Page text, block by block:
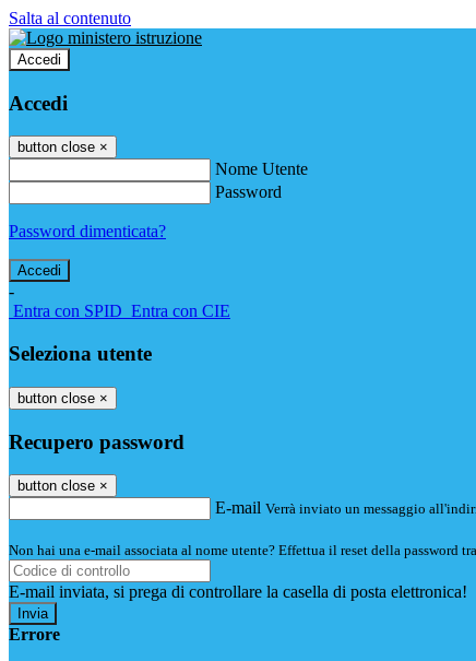
Salta al contenuto
Accedi
Accedi
button close ×
Nome Utente
Password
Password dimenticata?
-
Entra con SPID Entra con CIE
Seleziona utente
button close ×
Recupero password
button close ×
E-mail Verrà inviato un messaggio
Non hai una e-mail associata al nome utente? Effettua il reset della password
E-mail inviata, si prega di controllare la casella di posta elettronica!
Errore